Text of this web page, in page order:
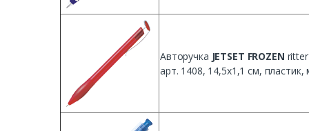
Авторучка JETSET FROZEN ritter
арт. 1408, 14,5х1,1 см, пластик,